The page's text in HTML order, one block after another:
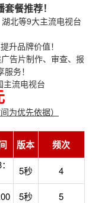
套餐推荐！
北等9大主流电视台
升品牌价值！
告片制作、审查、报
务！
主流电视台
为优先依据）
版本 频次
5秒 4
5秒 5